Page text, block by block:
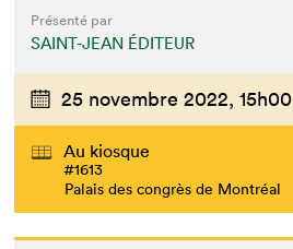
Présenté par
SAINT-JEAN ÉDITEUR
25 novembre 2022, 15h00
Au kiosque
#1613
Palais des congrès de Montréal